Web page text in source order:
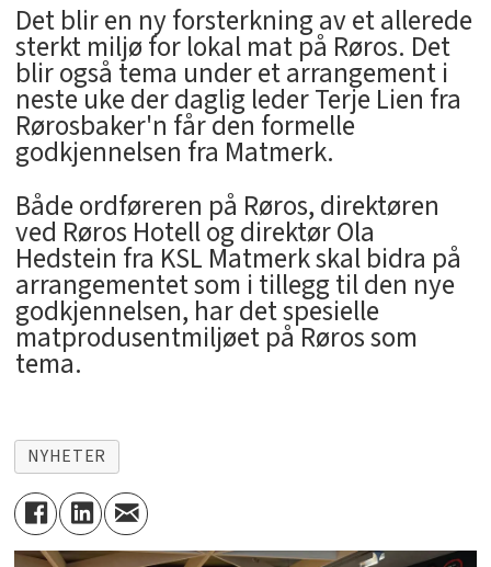
Det blir en ny forsterkning av et allerede
sterkt miljø for lokal mat på Røros. Det
blir også tema under et arrangement i
neste uke der daglig leder Terje Lien fra
Rørosbaker'n får den formelle
godkjennelsen fra Matmerk.
Både ordføreren på Røros, direktøren
ved Røros Hotell og direktør Ola
Hedstein fra KSL Matmerk skal bidra på
arrangementet som i tillegg til den nye
godkjennelsen, har det spesielle
matprodusentmiljøet på Røros som
tema.
NYHETER